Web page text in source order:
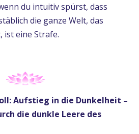
du intuitiv spürst, dass
die ganze Welt, das
ist eine Strafe.
Aufstieg in die Dunkelheit –
die dunkle Leere des